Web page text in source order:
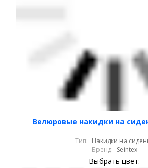
Велюровые накидки на
Тип: Накидки на
Бренд: Seintex
Выбрать цвет: